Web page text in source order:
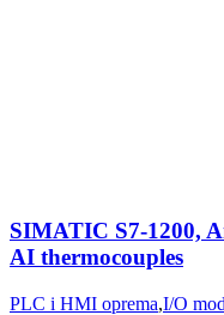
SIMATIC S7-1200,
AI thermocouples
PLC i HMI oprema,I/O